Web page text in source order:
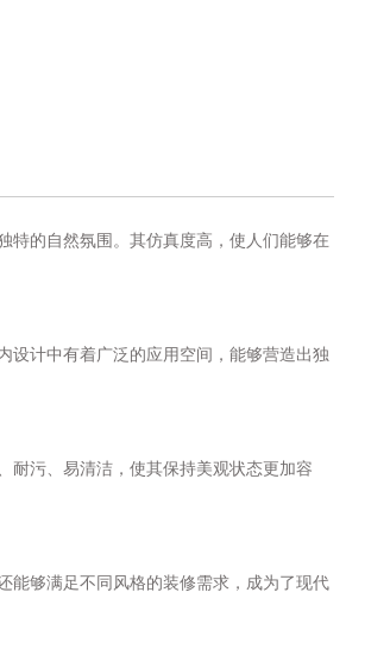
特的自然氛围。其仿真度高，使人们能够在
设计中有着广泛的应用空间，能够营造出独
耐污、易清洁，使其保持美观状态更加容
能够满足不同风格的装修需求，成为了现代